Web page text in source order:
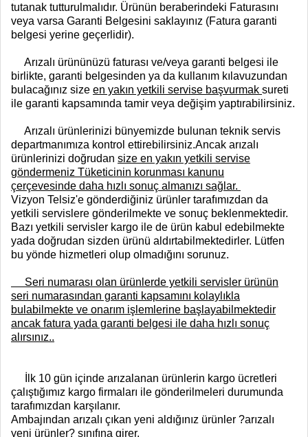
tutanak tutturulmalıdır. Ürünün beraberindeki Faturasını
veya varsa Garanti Belgesini saklayınız (Fatura garanti
belgesi yerine geçerlidir).
Arızalı ürününüzü faturası ve/veya garanti belgesi ile
birlikte, garanti belgesinden ya da kullanım kılavuzundan
bulacağınız size en yakın yetkili servise başvurmak sureti
ile garanti kapsamında tamir veya değişim yaptırabilirsiniz.
Arızalı ürünlerinizi bünyemizde bulunan teknik servis
departmanımıza kontrol ettirebilirsiniz.Ancak arızalı
ürünlerinizi doğrudan size en yakın yetkili servise
göndermeniz Tüketicinin korunması kanunu
çerçevesinde daha hızlı sonuç almanızı sağlar.
Vizyon Telsiz'e gönderdiğiniz ürünler tarafımızdan da
yetkili servislere gönderilmekte ve sonuç beklenmektedir.
Bazı yetkili servisler kargo ile de ürün kabul edebilmekte
yada doğrudan sizden ürünü aldırtabilmektedirler. Lütfen
bu yönde hizmetleri olup olmadığını sorunuz.
Seri numarası olan ürünlerde yetkili servisler ürünün
seri numarasından garanti kapsamını kolaylıkla
bulabilmekte ve onarım işlemlerine başlayabilmektedir
ancak fatura yada garanti belgesi ile daha hızlı sonuç
alırsınız..
İlk 10 gün içinde arızalanan ürünlerin kargo ücretleri
çalıştığımız kargo firmaları ile gönderilmeleri durumunda
tarafımızdan karşılanır.
Ambajından arızalı çıkan yeni aldığınız ürünler ?arızalı
yeni ürünler? sınıfına girer.